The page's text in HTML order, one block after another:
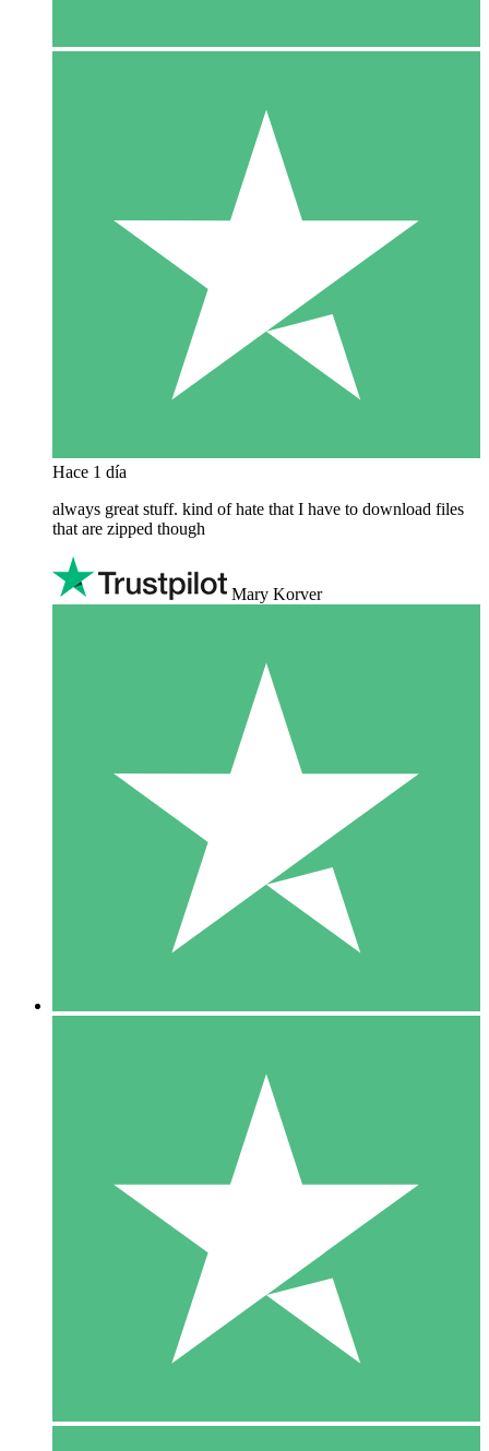
Hace 1 día
always great stuff. kind of hate that I have to download files
that are zipped though
Mary Korver